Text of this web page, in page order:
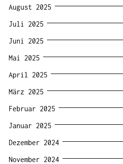
August 2025
Juli 2025
Juni 2025
Mai 2025
April 2025
März 2025
Februar 2025
Januar 2025
Dezember 2024
November 2024